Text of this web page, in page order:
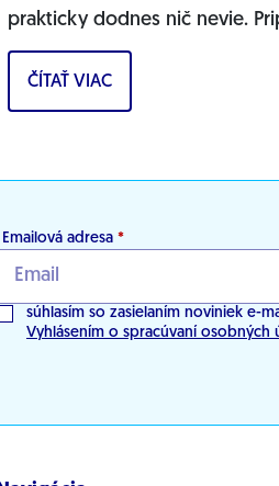
prakticky dodnes nič nevie.
teraz, keď vypísala bizarnú
ČÍTAŤ VIAC
Emailová adresa *
súhlasím so zasielaním noviniek e-
Vyhlásením o spracúvaní osobných